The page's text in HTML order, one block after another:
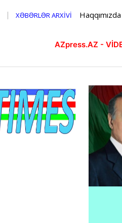
XƏBƏRLƏR ARXİVİ Haqqımızda
AZpress.AZ -